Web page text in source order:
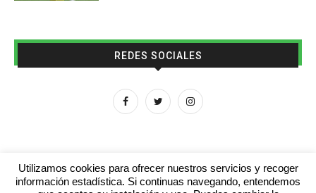
REDES SOCIALES
Utilizamos cookies para ofrecer nuestros servicios y recoger
información estadística. Si continuas navegando, entendemos